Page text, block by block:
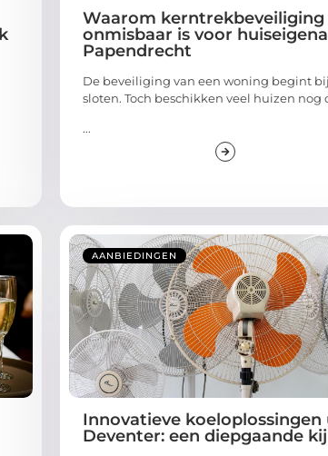
Waarom kerntrekbeveiliging
onmisbaar is voor
Papendrecht
De beveiliging van een woning begint
sloten. Toch beschikken veel huizen nog
...
AANBIEDINGEN
Innovatieve koeloplossingen
Deventer: een diepgaande